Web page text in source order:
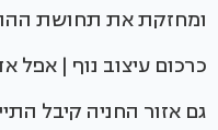
ומחזקת את תחושת
כרכום עיצוב נוף | אפל
גם אזור החניה קיבל